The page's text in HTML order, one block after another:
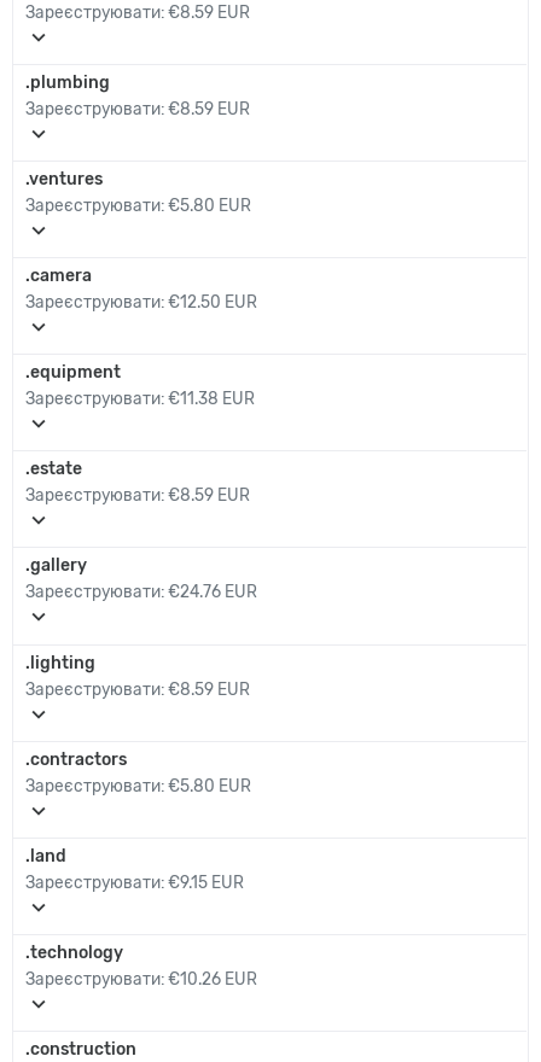
Зареєструювати:€8.59 EUR
expand_more
.plumbing
Зареєструювати:€8.59 EUR
expand_more
.ventures
Зареєструювати:€5.80 EUR
expand_more
.camera
Зареєструювати:€12.50 EUR
expand_more
.equipment
Зареєструювати:€11.38 EUR
expand_more
.estate
Зареєструювати:€8.59 EUR
expand_more
.gallery
Зареєструювати:€24.76 EUR
expand_more
.lighting
Зареєструювати:€8.59 EUR
expand_more
.contractors
Зареєструювати:€5.80 EUR
expand_more
.land
Зареєструювати:€9.15 EUR
expand_more
.technology
Зареєструювати:€10.26 EUR
expand_more
.construction